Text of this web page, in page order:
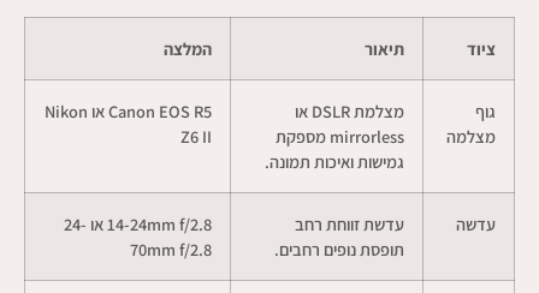
ציוד תיאור המלצה
גוף
מצלמה
מצלמת DSLR או
mirrorless מספקת
גמישות ואיכות תמונה.
Canon EOS R5 או Nikon
Z6 II
עדשה
עדשת זווחת רחב
תופסת נופים רחבים.
14-24mm f/2.8 או 24-
70mm f/2.8